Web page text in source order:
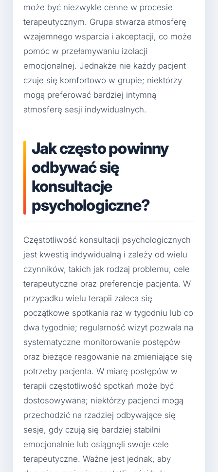
może być niezwykle cenne w procesie
terapeutycznym. Grupa stwarza atmosferę
wzajemnego wsparcia i akceptacji, co może
pomóc w przełamywaniu izolacji
emocjonalnej. Jednakże nie każdy pacjent
czuje się komfortowo w grupie; niektórzy
mogą preferować bardziej intymną
atmosferę sesji indywidualnych.
Jak często powinny
odbywać się
konsultacje
psychologiczne?
Częstotliwość konsultacji psychologicznych
jest kwestią indywidualną i zależy od wielu
czynników, takich jak rodzaj problemu, cele
terapeutyczne oraz preferencje pacjenta. W
przypadku wielu terapii zaleca się
początkowe spotkania raz w tygodniu lub co
dwa tygodnie; regularność wizyt pozwala na
systematyczne monitorowanie postępów
oraz bieżące reagowanie na zmieniające się
potrzeby pacjenta. W miarę postępów w
terapii częstotliwość spotkań może być
dostosowywana; niektórzy pacjenci mogą
przechodzić na rzadziej odbywające się
sesje, gdy czują się bardziej stabilni
emocjonalnie lub osiągnęli swoje cele
terapeutyczne. Ważne jest jednak, aby